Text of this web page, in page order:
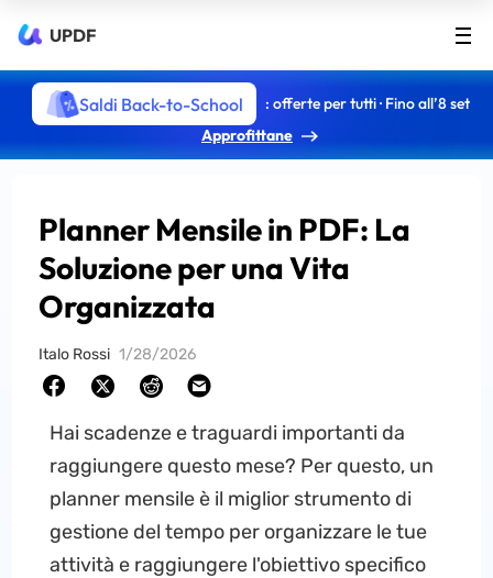
UPDF
Saldi Back-to-School
: offerte per tutti · Fino all’8 set
Approfittane
Planner Mensile in PDF: La
Soluzione per una Vita
Organizzata
Italo Rossi 1/28/2026
Hai scadenze e traguardi importanti da
raggiungere questo mese? Per questo, un
planner mensile è il miglior strumento di
gestione del tempo per organizzare le tue
attività e raggiungere l'obiettivo specifico